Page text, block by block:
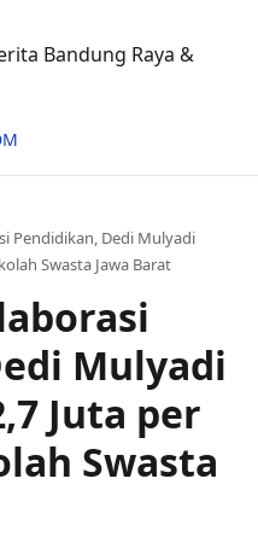
Bandung Raya &
Pendidikan, Dedi Mulyadi
Swasta Jawa Barat
Mulyadi
Juta per
Swasta